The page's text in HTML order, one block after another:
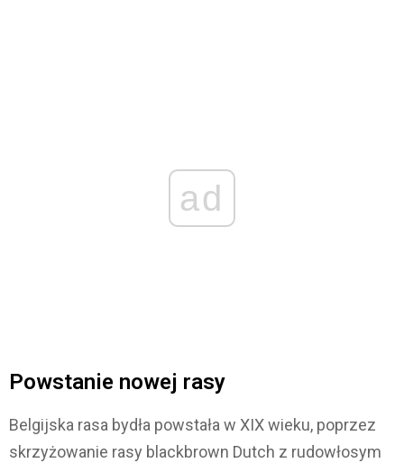
ad
Powstanie nowej rasy
Belgijska rasa bydła powstała w XIX wieku, poprzez
skrzyżowanie rasy blackbrown Dutch z rudowłosym